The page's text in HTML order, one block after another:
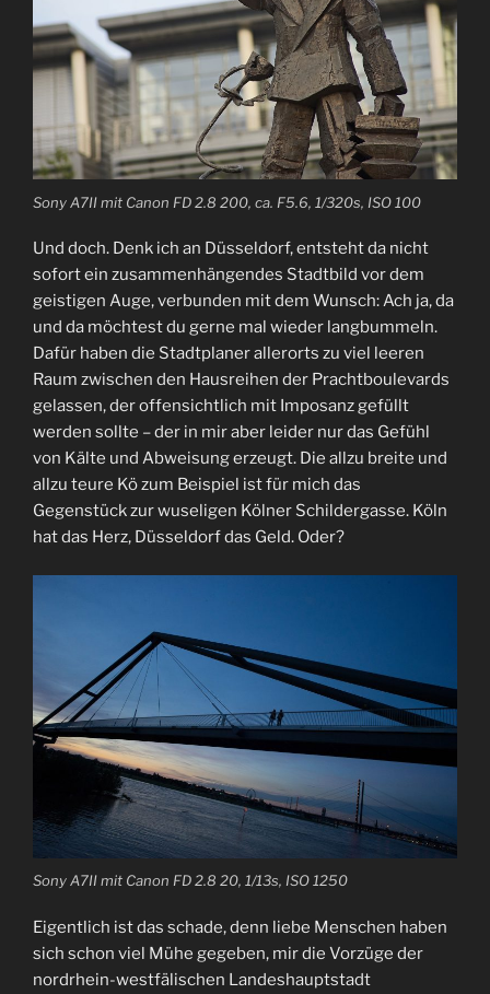
Sony A7II mit Canon FD 2.8 200, ca. F5.6, 1/320s, ISO 100
Und doch. Denk ich an Düsseldorf, entsteht da nicht
sofort ein zusammenhängendes Stadtbild vor dem
geistigen Auge, verbunden mit dem Wunsch: Ach ja, da
und da möchtest du gerne mal wieder langbummeln.
Dafür haben die Stadtplaner allerorts zu viel leeren
Raum zwischen den Hausreihen der Prachtboulevards
gelassen, der offensichtlich mit Imposanz gefüllt
werden sollte – der in mir aber leider nur das Gefühl
von Kälte und Abweisung erzeugt. Die allzu breite und
allzu teure Kö zum Beispiel ist für mich das
Gegenstück zur wuseligen Kölner Schildergasse. Köln
hat das Herz, Düsseldorf das Geld. Oder?
Sony A7II mit Canon FD 2.8 20, 1/13s, ISO 1250
Eigentlich ist das schade, denn liebe Menschen haben
sich schon viel Mühe gegeben, mir die Vorzüge der
nordrhein-westfälischen Landeshauptstadt